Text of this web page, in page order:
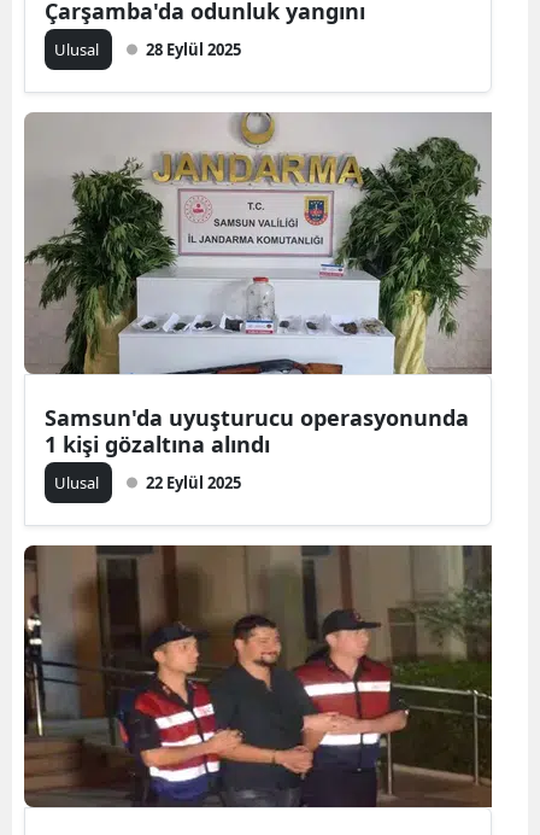
Diyarbakır
Edirne
Elazığ
Erzincan
Erzurum
Eskişehir
Giresun
Hakkari
Hatay
Isparta
Mersin
Çarşamba'da odunluk yangını
Ulusal 28 Eylül 2025
Samsun'da uyuşturucu operasyonunda
1 kişi gözaltına alındı
Ulusal 22 Eylül 2025